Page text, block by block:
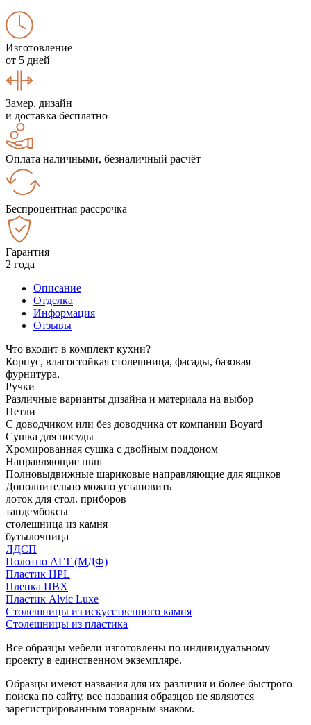
Изготовление
от 5 дней
Замер, дизайн
и доставка бесплатно
Оплата наличными, безналичный расчёт
Беспроцентная рассрочка
Гарантия
2 года
Описание
Отделка
Информация
Отзывы
Что входит в комплект кухни?
Корпус, влагостойкая столешница, фасады, базовая
фурнитура.
Ручки
Различные варианты дизайна и материала на выбор
Петли
С доводчиком или без доводчика от компании Boyard
Сушка для посуды
Хромированная сушка с двойным поддоном
Направляющие пвш
Полновыдвижные шариковые направляющие для ящиков
Дополнительно можно установить
лоток для стол. приборов
тандембоксы
столешница из камня
бутылочница
ЛДСП
Полотно АГТ (МДФ)
Пластик HPL
Пленка ПВХ
Пластик Alvic Luxe
Столешницы из искусственного камня
Столешницы из пластика
Все образцы мебели изготовлены по индивидуальному
проекту в единственном экземпляре.
Образцы имеют названия для их различия и более быстрого
поиска по сайту, все названия образцов не являются
зарегистрированным товарным знаком.